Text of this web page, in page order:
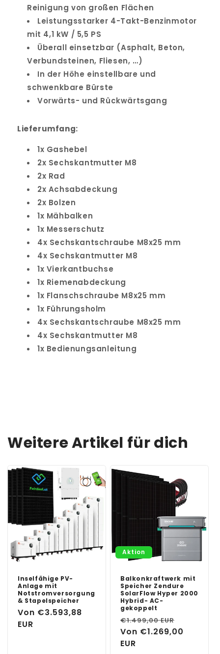
Reinigung von großen Flächen
Leistungsstarker 4-Takt-Benzinmotor
mit 4,1 kW / 5,5 PS
Überall einsetzbar (Asphalt, Beton,
Verbundsteinen, Fliesen, …)
In der Höhe einstellbare und
schwenkbare Bürste
Vorwärts- und Rückwärtsgang
Lieferumfang:
1x Gashebel
2x Sechskantmutter M8
2x Rad
2x Achsabdeckung
2x Bolzen
1x Mähbalken
1x Messerschutz
4x Sechskantschraube M8x25 mm
4x Sechskantmutter M8
1x Vierkantbuchse
1x Riemenabdeckung
1x Flanschschraube M8x25 mm
1x Führungsholm
4x Sechskantschraube M8x25 mm
4x Sechskantmutter M8
1x Bedienungsanleitung
Weitere Artikel für dich
Inselfähige PV-
Anlage mit
Notstromversorgung
& Stapelspeicher
Normaler
Preis
Von €3.593,88
EUR
Aktion
Balkonkraftwerk mit
Speicher Zendure
SolarFlow Hyper 2000
Hybrid- AC-
gekoppelt
Normaler
Preis
€1.499,00 EUR
Von €1.269,00
EUR